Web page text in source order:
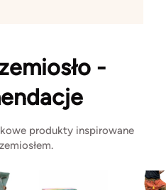
-
produkty inspirowane